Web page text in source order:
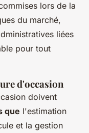
lors de la
du marché,
liées
pour tout
d'occasion
doivent
que l'estimation
et la gestion